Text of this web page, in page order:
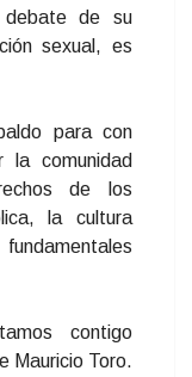
debate de su
sexual, es
para con
comunidad
de los
la cultura
contigo
Mauricio Toro.